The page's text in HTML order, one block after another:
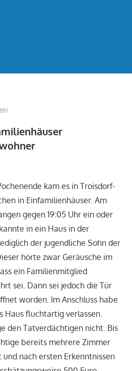
kam es in Troisdorf-
in Einfamilienhäuser. Am
gegen 19:05 Uhr ein oder
in ein Haus in der
der jugendliche Sohn der
hörte zwar Geräusche im
ein Familienmitglied
sei. Dann sei jedoch die Tür
worden. Im Anschluss habe
Haus fluchtartig verlassen.
den Tatverdächtigen nicht. Bis
bereits mehrere Zimmer
und nach ersten Erkenntnissen